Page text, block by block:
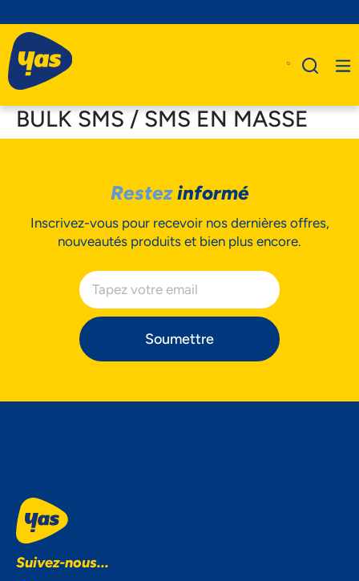
Business
Assistance
BULK SMS / SMS EN MASSE
Restezinformé
Inscrivez-vous pour recevoir nos dernières offres,
nouveautés produits et bien plus encore.
Soumettre
Suivez-nous...